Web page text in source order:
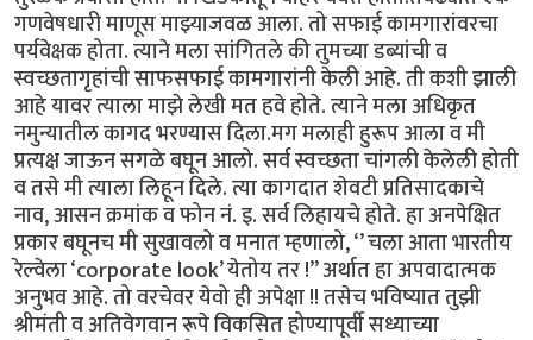
गणवेषधारी माणूस माझ्याजवळ आला. तो सफाई कामगारांवरचा
पर्यवेक्षक होता. त्याने मला सांगितले की तुमच्या डब्यांची व
स्वच्छतागृहांची साफसफाई कामगारांनी केली आहे. ती कशी झाली
आहे यावर त्याला माझे लेखी मत हवे होते. त्याने मला अधिकृत
नमुन्यातील कागद भरण्यास दिला.मग मलाही हुरूप आला व मी
प्रत्यक्ष जाऊन सगळे बघून आलो. सर्व स्वच्छता चांगली केलेली होती
व तसे मी त्याला लिहून दिले. त्या कागदात शेवटी प्रतिसादकाचे
नाव, आसन क्रमांक व फोन नं. इ. सर्व लिहायचे होते. हा अनपेक्षित
प्रकार बघूनच मी सुखावलो व मनात म्हणालो, ‘’ चला आता भारतीय
रेल्वेला ‘corporate look’ येतोय तर !” अर्थात हा अपवादात्मक
अनुभव आहे. तो वरचेवर येवो ही अपेक्षा !! तसेच भविष्यात तुझी
श्रीमंती व अतिवेगवान रूपे विकसित होण्यापूर्वी सध्याच्या